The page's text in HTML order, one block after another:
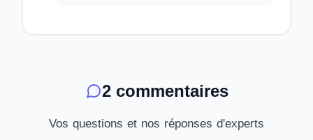
2 commentaires
Vos questions et nos réponses d'experts